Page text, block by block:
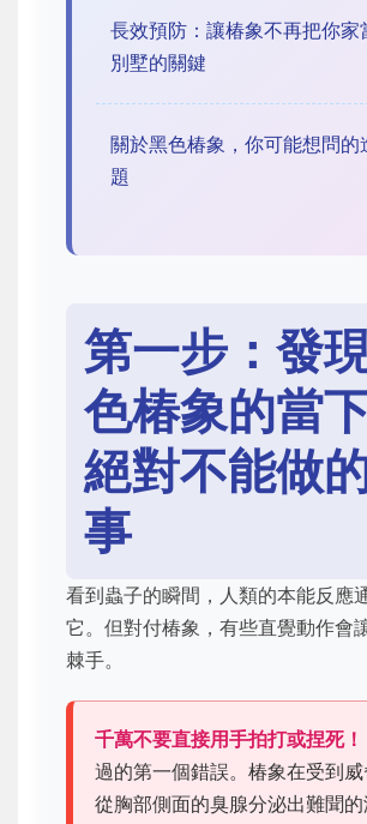
長效預防：讓椿象不再把你家
別墅的關鍵
關於黑色椿象，你可能想問的
題
第一步：發
色椿象的當
絕對不能做
事
看到蟲子的瞬間，人類的本能反應
它。但對付椿象，有些直覺動作會
棘手。
千萬不要直接用手拍打或捏死！
過的第一個錯誤。椿象在受到
從胸部側面的臭腺分泌出難聞